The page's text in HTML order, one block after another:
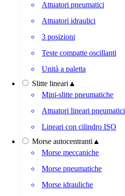
Attuatori pneumatici
Attuatori idraulici
3 posizioni
Teste compatte oscillanti
Unità a paletta
Slitte lineari ▲
Mini-slitte pneumatiche
Attuatori lineari pneumatici
Lineari con cilindro ISO
Morse autocentranti ▲
Morse meccaniche
Morse pneumatiche
Morse idrauliche